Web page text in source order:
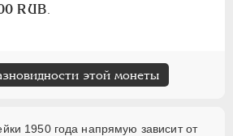
RUB
этой монеты
1950 года напрямую зависит от